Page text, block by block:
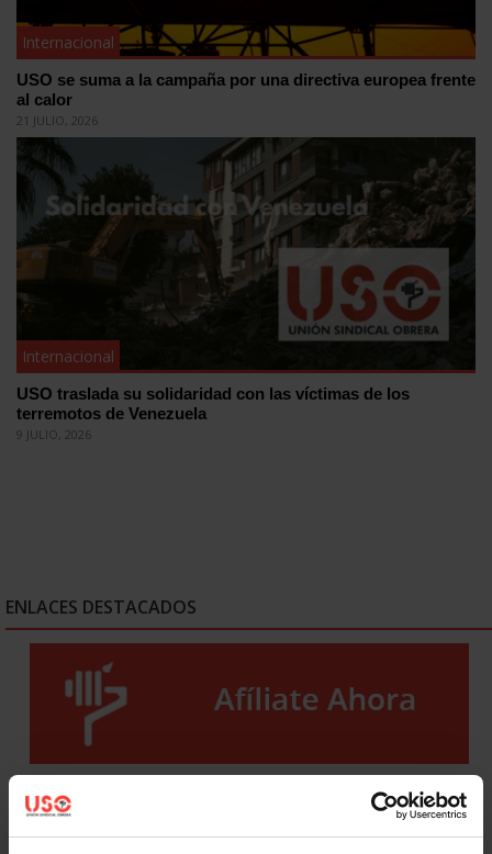
Internacional
USO se suma a la campaña por una directiva europea frente
al calor
21 JULIO, 2026
Internacional
USO traslada su solidaridad con las víctimas de los
terremotos de Venezuela
9 JULIO, 2026
ENLACES DESTACADOS